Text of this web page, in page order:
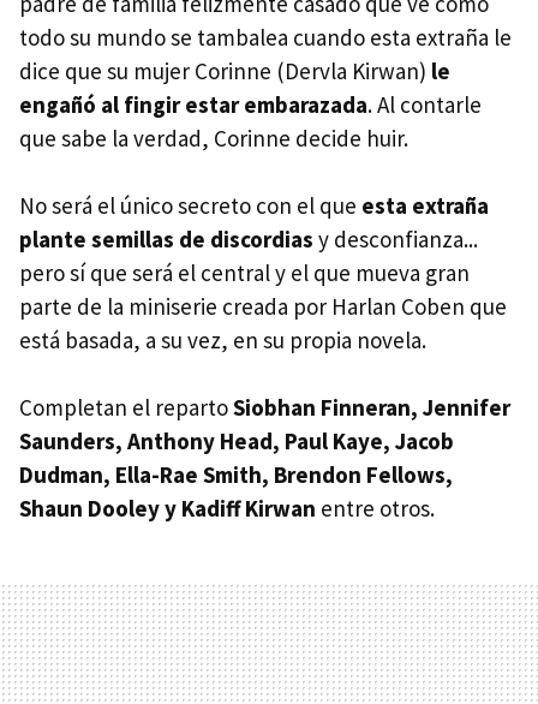
todo su mundo se tambalea cuando esta extraña le
dice que su mujer Corinne (Dervla Kirwan) le
engañó al fingir estar embarazada. Al contarle
que sabe la verdad, Corinne decide huir.
No será el único secreto con el que esta extraña
plante semillas de discordias y desconfianza...
pero sí que será el central y el que mueva gran
parte de la miniserie creada por Harlan Coben que
está basada, a su vez, en su propia novela.
Completan el repartoSiobhan Finneran, Jennifer
Saunders, Anthony Head, Paul Kaye, Jacob
Dudman, Ella-Rae Smith, Brendon Fellows,
Shaun Dooley y Kadiff Kirwan entre otros.